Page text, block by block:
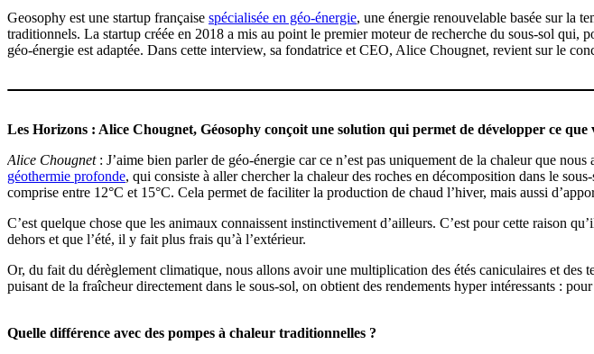
Geosophy est une startup française spécialisée en géo-énergie, une énergie renouvelable basée sur la
traditionnels. La startup créée en 2018 a mis au point le premier moteur de recherche du sous-sol qui,
géo-énergie est adaptée. Dans cette interview, sa fondatrice et CEO, Alice Chougnet, revient sur le
Les Horizons : Alice Chougnet, Géosophy conçoit une solution qui permet de développer ce que
Alice Chougnet: J’aime bien parler de géo-énergie car ce n’est pas uniquement de la chaleur que
géothermie profonde, qui consiste à aller chercher la chaleur des roches en décomposition dans le
comprise entre 12°C et 15°C. Cela permet de faciliter la production de chaud l’hiver, mais aussi
C’est quelque chose que les animaux connaissent instinctivement d’ailleurs. C’est pour cette raison
dehors et que l’été, il y fait plus frais qu’à l’extérieur.
Or, du fait du dérèglement climatique, nous allons avoir une multiplication des étés caniculaires et des
puisant de la fraîcheur directement dans le sous-sol, on obtient des rendements hyper intéressants :
Quelle différence avec des pompes à chaleur traditionnelles ?